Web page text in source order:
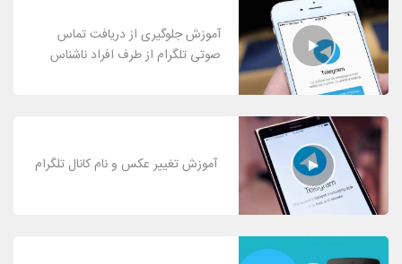
آموزش جلوگیری از دریافت تماس
صوتی تلگرام از طرف افراد ناشناس
آموزش تغییر عکس و نام کانال تلگرام